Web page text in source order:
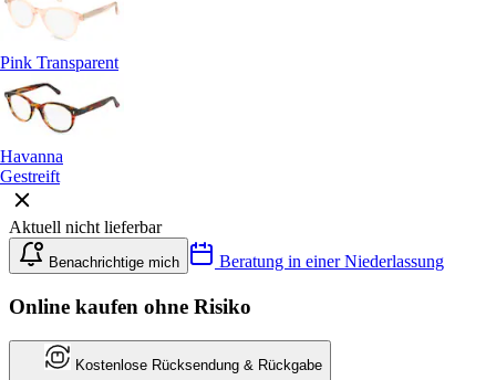
Pink Transparent
Havanna
Gestreift
Aktuell nicht lieferbar
Benachrichtige mich Beratung in einer Niederlassung
Online kaufen ohne Risiko
Kostenlose Rücksendung & Rückgabe